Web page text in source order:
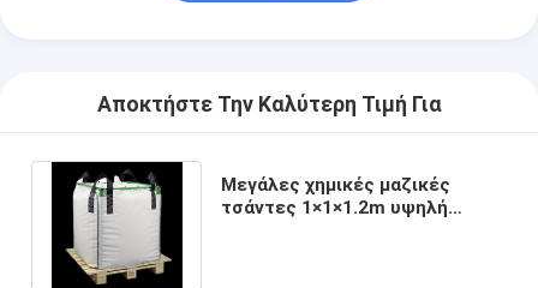
Αποκτήστε Την Καλύτερη Τιμή Για
Μεγάλες χημικές μαζικές
τσάντες 1×1×1.2m υψηλή